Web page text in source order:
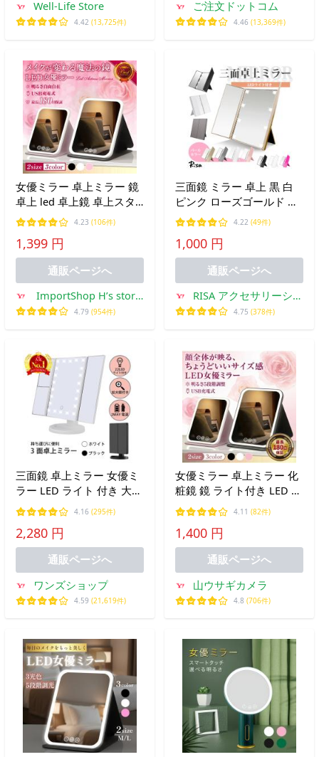
Well-Life Store
4.42 (13,725件)
ご注文ドットコム
4.46 (13,369件)
女優ミラー 卓上ミラー 鏡
卓上 led 卓上鏡 卓上スタ
ンドミラー 手鏡 メイクミ
ラー 折りたたみ ライト付
き usb充電式 おしゃれ
4.23 (106件)
1,399 円
通販ページへ
ImportShop H’s store
jp
4.79 (954件)
三面鏡 ミラー 卓上 黒 白
ピンク ローズゴールド パ
ール シルバー シャンパン
女優ミラー 鏡 ライト led
かわいい 化粧 折りたたみ
コンパクト 今だけ価格
4.22 (49件)
1,000 円
通販ページへ
RISA アクセサリーショ
ップ
4.75 (378件)
三面鏡 卓上ミラー 女優ミ
ラー LED ライト 付き 大型
大きい 化粧 メイク おしゃ
れ かわいい 折りたたみ 拡
大鏡 LEDライト付き スタ
ンドミラー トレー
4.16 (295件)
2,280 円
通販ページへ
ワンズショップ
4.59 (21,619件)
女優ミラー 卓上ミラー 化
粧鏡 鏡 ライト付き LED 卓
上 折りたたみ 充電式 USB
充電式 コンパクト
4.11 (82件)
1,400 円
通販ページへ
山ウサギカメラ
4.8 (706件)